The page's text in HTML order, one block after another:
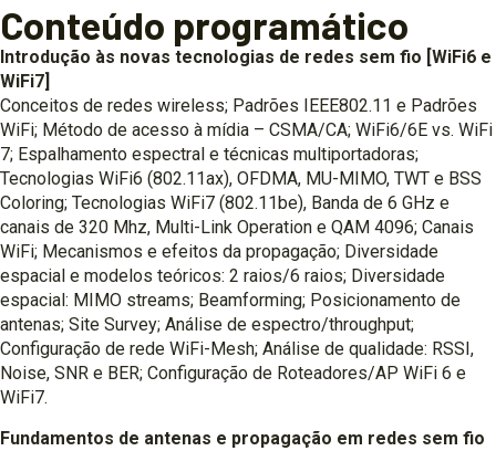
Conteúdo programático
Introdução às novas tecnologias de redes sem fio [WiFi6 e
WiFi7]
Conceitos de redes wireless; Padrões IEEE802.11 e Padrões
WiFi; Método de acesso à mídia – CSMA/CA; WiFi6/6E vs. WiFi
7; Espalhamento espectral e técnicas multiportadoras;
Tecnologias WiFi6 (802.11ax), OFDMA, MU-MIMO, TWT e BSS
Coloring; Tecnologias WiFi7 (802.11be), Banda de 6 GHz e
canais de 320 Mhz, Multi-Link Operation e QAM 4096; Canais
WiFi; Mecanismos e efeitos da propagação; Diversidade
espacial e modelos teóricos: 2 raios/6 raios; Diversidade
espacial: MIMO streams; Beamforming; Posicionamento de
antenas; Site Survey; Análise de espectro/throughput;
Configuração de rede WiFi-Mesh; Análise de qualidade: RSSI,
Noise, SNR e BER; Configuração de Roteadores/AP WiFi 6 e
WiFi7.
Fundamentos de antenas e propagação em redes sem fio